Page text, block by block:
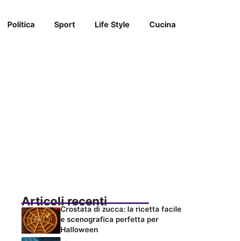
Politica Sport Life Style Cucina
Articoli recenti
Crostata di zucca: la ricetta facile
e scenografica perfetta per
Halloween